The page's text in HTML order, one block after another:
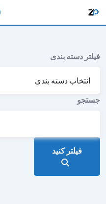
محتوا
فیلتر دسته بندی
جستجو
فیلتر کنید